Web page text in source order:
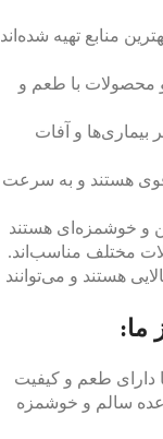
منابع تهیه شده‌اند
و محصولات با طعم و
بیماری‌ها و آفات
قوی هستند و به سرعت
و خوشمزه‌ای هستند
مختلف مناسب‌اند.
هستند و می‌توانند
ما:
دارای طعم و کیفیت
سالم و خوشمزه